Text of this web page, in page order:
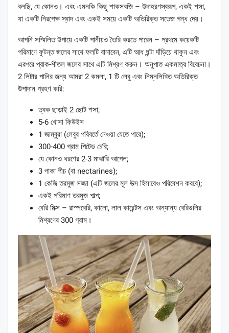
বলছি, যে কোনও। এবং এমনকি কিছু শাকসবজি – উদাহরণস্বরূপ, একই শসা,
যা একটি নিরপেক্ষ স্বাদ এবং একই সময়ে একটি অতিরিক্ত সতেজ গন্ধ দেয়।
আপনি সম্মিলিত উপায়ে একটি পানীয়ও তৈরি করতে পারেন – প্রথমে কয়েকটি
পরিমাণে ফুটন্ত জলের সাথে ফলটি বানাবেন, এটি আধ ঘন্টা দাঁড়িয়ে থাকুন এবং
এরপরে প্রাক-শীতল জলের সাথে এটি মিশ্রণ করুন। অনুপাত একমাত্র বিবেচনা।
2 লিটার পানির জন্য আমরা 2 কমলা, 1 টি লেবু এবং নিম্নলিখিত অতিরিক্ত
উপাদান গ্রহণ করি:
ত্বক ছাড়াই 2 ছোট শসা;
5-6 খোসা কিউইস
1 জাম্বুরা (লেবুর পরিবর্তে নেওয়া যেতে পারে);
300-400 গ্রাম পিটেড চেরি;
যে কোনও ধরণের 2-3 মাঝারি আপেল;
3 পাকা পীচ (বা nectarines);
1 কেজি তরমুজ সজ্জা (এটি জলের মূল উত্স হিসাবেও পরিবেশন করবে);
একই পরিমাণ তরমুজ পাল্প;
বেরি মিক্স – রাস্পবেরি, কালো, লাল কারেন্টস এবং অন্যান্য বেরিগুলির
মিশ্রণের 300 গ্রাম।